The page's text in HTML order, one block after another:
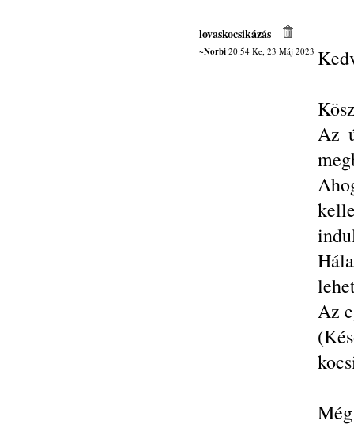
lovaskocsikázás
~Norbi20:54 Ke, 23 Máj 2023
Az
Az